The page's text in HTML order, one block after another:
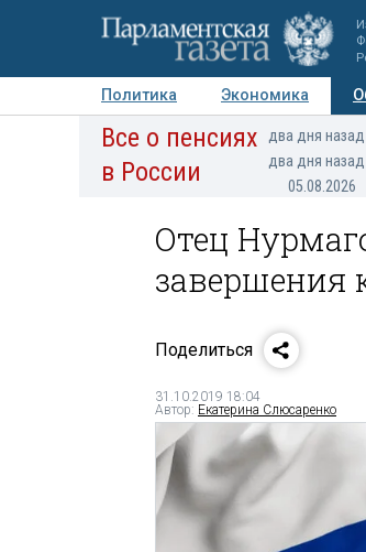
Политика Экономика
Авторы Персоны
Все о пенсиях
в России
два дня назад
два дня назад
05.08.2026
Отец
завершения
Поделиться
31.10.2019 18:04
Автор: Екатерина Слюсаренко